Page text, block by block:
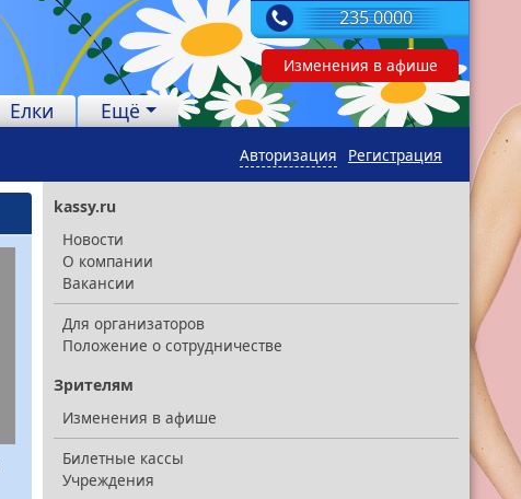
235 0000
Изменения в афише
Елки Ещё
Регистрация
Авторизация
kassy.ru
Новости
О компании
Вакансии
Для организаторов
Положение о сотрудничестве
Зрителям
Изменения в афише
Билетные кассы
Учреждения